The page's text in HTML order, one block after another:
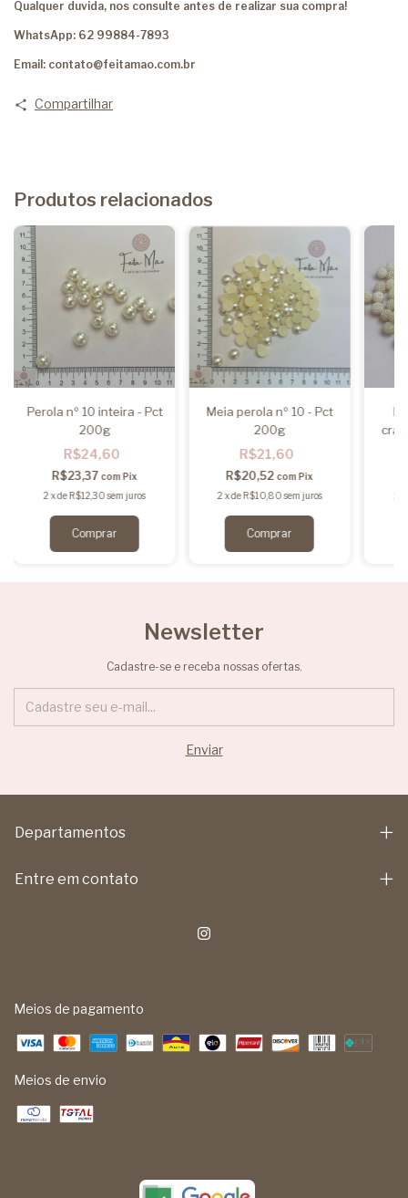
Qualquer duvida, nos consulte antes de realizar sua compra!
WhatsApp: 62 99884-7893
Email: contato@feitamao.com.br
Compartilhar
Produtos relacionados
Perola nº 10 inteira - Pct
200g
R$24,60
R$23,37 com Pix
2 xdeR$12,30 sem juros
Meia perola nº 10 - Pct
200g
R$21,60
R$20,52com Pix
2 xdeR$10,80 sem juros 2
Newsletter
Cadastre-se e receba nossas ofertas.
Departamentos
Entre em contato
Meios de pagamento
Meios de envio